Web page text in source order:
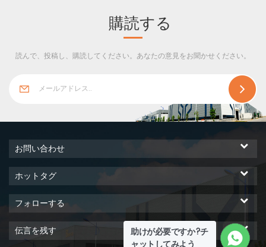
ラスウール断熱材は大きな断
ラスウール断熱材は大きな断
熱性を提供します。
購読する
読んで、投稿し、購読してください。あなたの意見をお聞かせください。
助けが必要ですか?チ
お問い合わせ
ホットタグ
フォローする
伝言を残す